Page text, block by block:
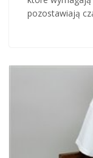
pozostawiają